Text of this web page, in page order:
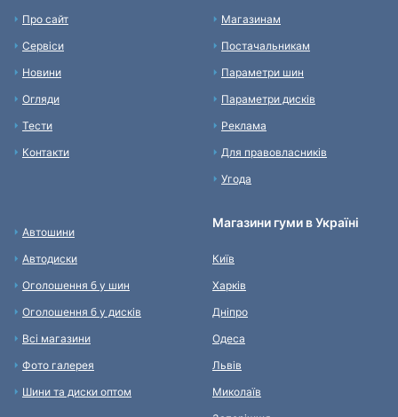
Про сайт
Сервіси
Новини
Огляди
Тести
Контакти
Магазинам
Постачальникам
Параметри шин
Параметри дисків
Реклама
Для правовласників
Угода
Автошини
Автодиски
Оголошення б у шин
Оголошення б у дисків
Всі магазини
Фото галерея
Шини та диски оптом
Магазини гуми в Україні
Київ
Харків
Дніпро
Одеса
Львів
Миколаїв